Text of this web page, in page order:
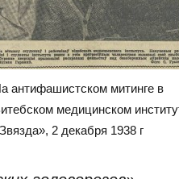
антифашистском митинге в
медицинском
2 декабря 1938 г